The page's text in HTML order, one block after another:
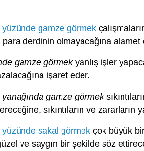
gamze görmek
para derdinin olmayacağına
gamze görmekyanlış işler
işaret eder.
gamze görmek
sıkıntıların ve zararların
sakal görmek çok büyük
ve saygın bir şekilde söz